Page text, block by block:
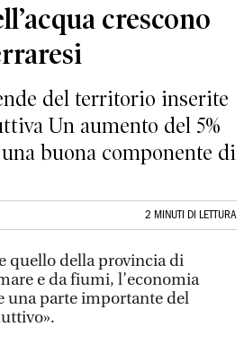
crescono
del territorio inserite
Un aumento del 5%
buona componente di
2 MINUTI DI LETTURA
quello della provincia di
e da fiumi, l’economia
una parte importante del